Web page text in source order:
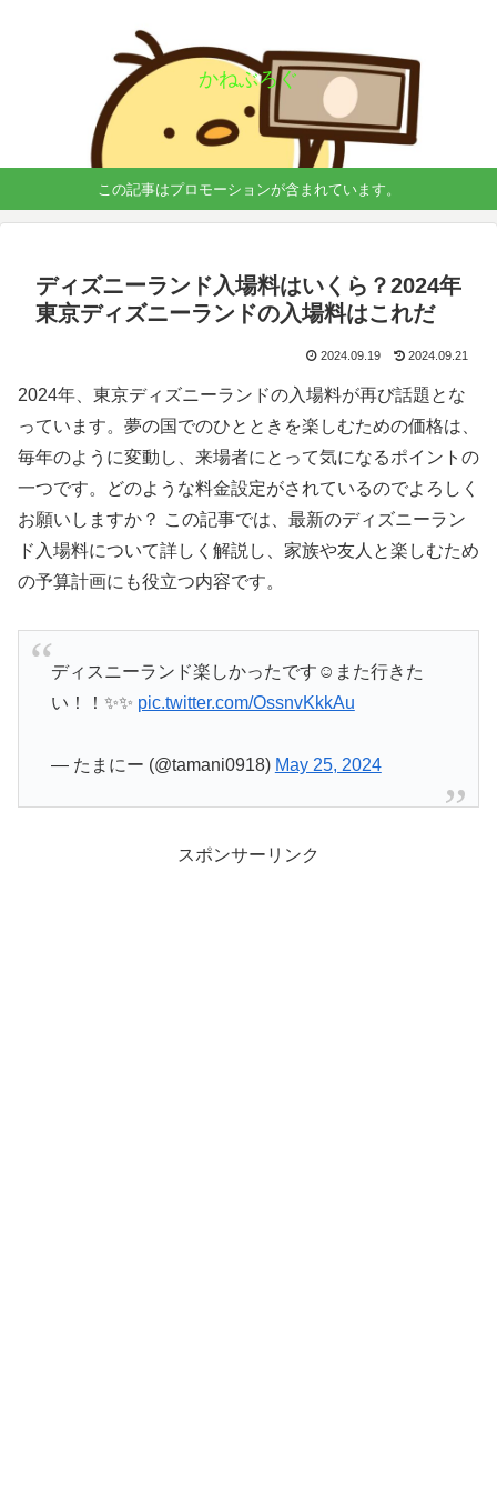
かねぶろぐ
この記事はプロモーションが含まれています。
ディズニーランド入場料はいくら？2024年
東京ディズニーランドの入場料はこれだ
2024.09.19 2024.09.21
2024年、東京ディズニーランドの入場料が再び話題とな
っています。夢の国でのひとときを楽しむための価格は、
毎年のように変動し、来場者にとって気になるポイントの
一つです。どのような料金設定がされているのでよろしく
お願いしますか？ この記事では、最新のディズニーラン
ド入場料について詳しく解説し、家族や友人と楽しむため
の予算計画にも役立つ内容です。
ディスニーランド楽しかったです☺️また行きた
い！！✨✨ pic.twitter.com/OssnvKkkAu
— たまにー (@tamani0918) May 25, 2024
スポンサーリンク